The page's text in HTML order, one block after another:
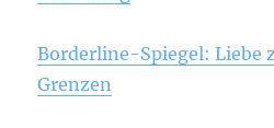
Borderline-Spiegel: Liebe
Grenzen